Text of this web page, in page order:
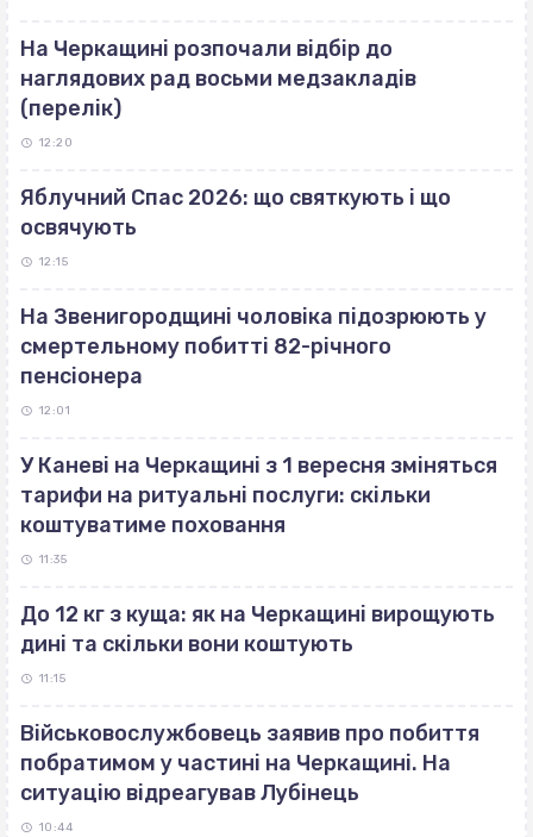
На Черкащині розпочали відбір до
наглядових рад восьми медзакладів
(перелік)
12:20
Яблучний Спас 2026: що святкують і що
освячують
12:15
На Звенигородщині чоловіка підозрюють у
смертельному побитті 82-річного
пенсіонера
12:01
У Каневі на Черкащині з 1 вересня зміняться
тарифи на ритуальні послуги: скільки
коштуватиме поховання
11:35
До 12 кг з куща: як на Черкащині вирощують
дині та скільки вони коштують
11:15
Військовослужбовець заявив про побиття
побратимом у частині на Черкащині. На
ситуацію відреагував Лубінець
10:44